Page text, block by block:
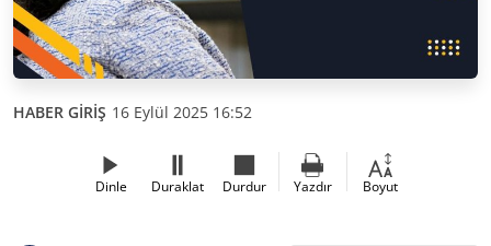
HABER GİRİŞ 16 Eylül 2025 16:52
Dinle Duraklat Durdur Yazdır Boyut